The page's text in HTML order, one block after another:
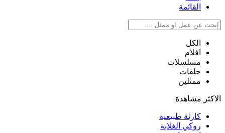
القائمة
الكل
افلام
مسلسلات
حلقات
ممثلين
الاكثر مشاهدة
كارثة طبيعية
روكي الغلابة